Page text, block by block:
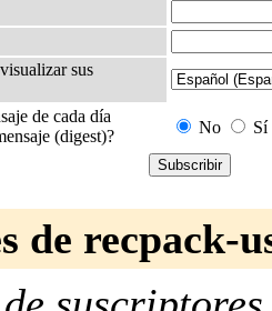
sus
de cada día
(digest)?
No Sí
de recpack-